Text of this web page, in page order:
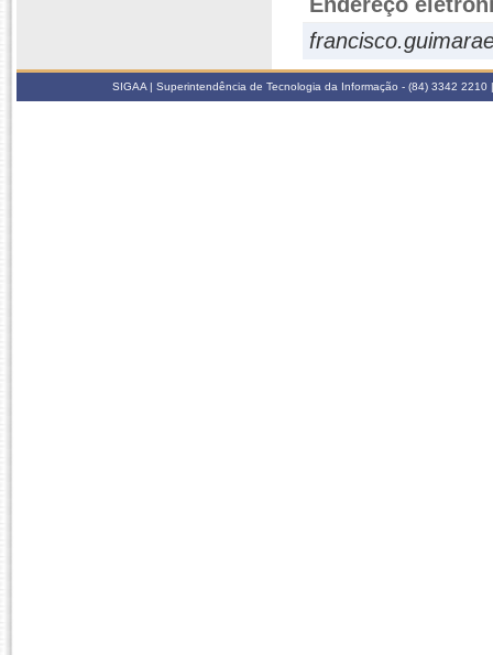
SIGAA | Superintendência de Tecnologia da Informação - (84) 3342